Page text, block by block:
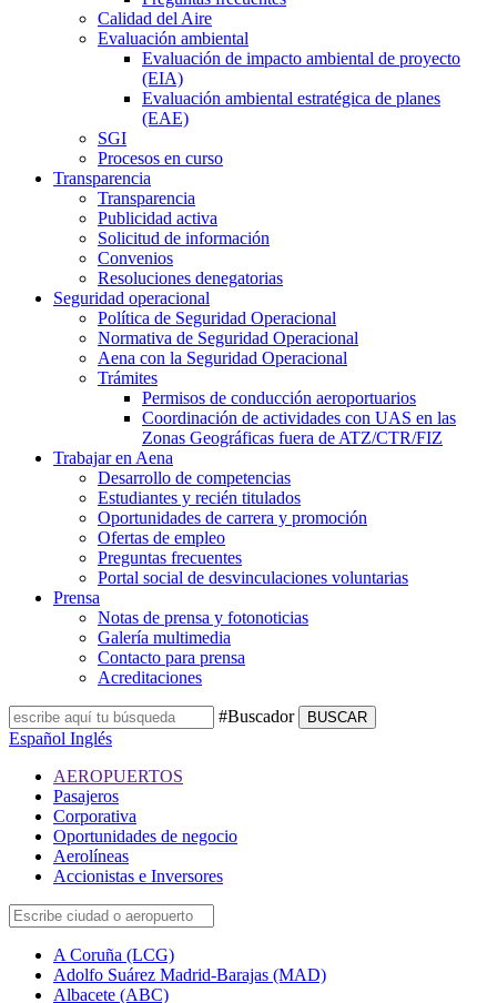
Calidad del Aire
Evaluación ambiental
Evaluación de impacto ambiental de proyecto
(EIA)
Evaluación ambiental estratégica de planes
(EAE)
SGI
Procesos en curso
Transparencia
Transparencia
Publicidad activa
Solicitud de información
Convenios
Resoluciones denegatorias
Seguridad operacional
Política de Seguridad Operacional
Normativa de Seguridad Operacional
Aena con la Seguridad Operacional
Trámites
Permisos de conducción aeroportuarios
Coordinación de actividades con UAS en las
Zonas Geográficas fuera de ATZ/CTR/FIZ
Trabajar en Aena
Desarrollo de competencias
Estudiantes y recién titulados
Oportunidades de carrera y promoción
Ofertas de empleo
Preguntas frecuentes
Portal social de desvinculaciones voluntarias
Prensa
Notas de prensa y fotonoticias
Galería multimedia
Contacto para prensa
Acreditaciones
#Buscador BUSCAR
Español Inglés
AEROPUERTOS
Pasajeros
Corporativa
Oportunidades de negocio
Aerolíneas
Accionistas e Inversores
A Coruña (LCG)
Adolfo Suárez Madrid-Barajas (MAD)
Albacete (ABC)